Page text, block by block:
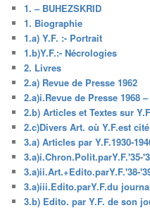
1. – BUHEZSKRID
1. Biographie
1.a) Y.F. :- Portrait
1.b)Y.F.:- Nécrologies
2. Livres
2.a) Revue de Presse 1962
2.a)i.Revue de Presse 1968 –
2.b) Articles et Textes sur
2.c)Divers Art. où Y.F.est cité
3.a) Articles par Y.F.1930-
3.a)i.Chron.Polit.parY.F.'35-
3.a)ii.Art.+Edito.parY.F.'38-
3.a)iii.Edito.parY.F.du
3.b) Edito. par Y.F. de son